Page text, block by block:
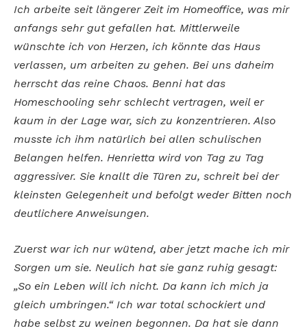
Ich arbeite seit längerer Zeit im Homeoffice, was mir
anfangs sehr gut gefallen hat. Mittlerweile
wünschte ich von Herzen, ich könnte das Haus
verlassen, um arbeiten zu gehen. Bei uns daheim
herrscht das reine Chaos. Benni hat das
Homeschooling sehr schlecht vertragen, weil er
kaum in der Lage war, sich zu konzentrieren. Also
musste ich ihm natürlich bei allen schulischen
Belangen helfen. Henrietta wird von Tag zu Tag
aggressiver. Sie knallt die Türen zu, schreit bei der
kleinsten Gelegenheit und befolgt weder Bitten noch
deutlichere Anweisungen.
Zuerst war ich nur wütend, aber jetzt mache ich mir
Sorgen um sie. Neulich hat sie ganz ruhig gesagt:
„So ein Leben will ich nicht. Da kann ich mich ja
gleich umbringen.“ Ich war total schockiert und
habe selbst zu weinen begonnen. Da hat sie dann